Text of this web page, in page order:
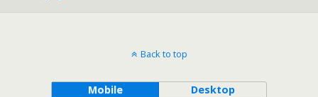
Back to top
Mobile Desktop